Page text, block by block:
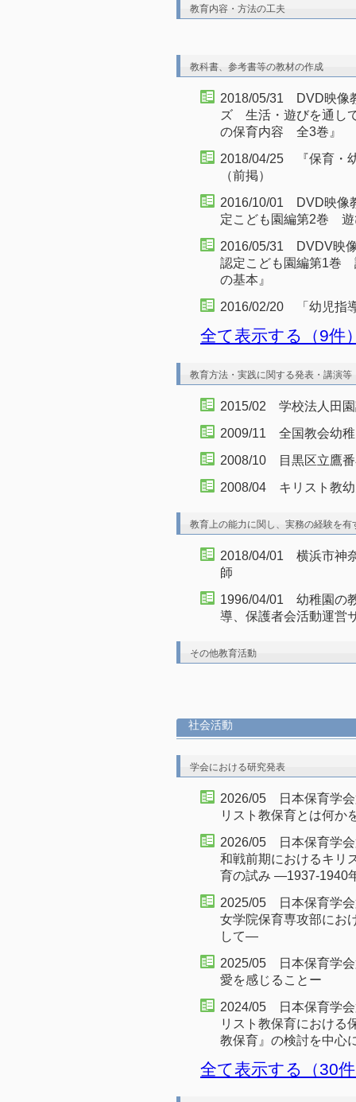
教育内容・方法の工夫
教科書、参考書等の教材の作成
2018/05/31 DVD映像
ズ 生活・遊びを通し
の保育内容 全3巻』
2018/04/25 『保育・
（前掲）
2016/10/01 DVD映像
定こども園編第2巻 遊
2016/05/31 DVDV映
認定こども園編第1巻
の基本』
2016/02/20 「幼児指
全て表示する（9件
教育方法・実践に関する発表・講演等
2015/02 学校法人田園
2009/11 全国教会幼稚
2008/10 目黒区立鷹番
2008/04 キリスト教幼
教育上の能力に関し、実務の経験を
2018/04/01 横浜市神
師
1996/04/01 幼稚園の
導、保護者会活動運営
その他教育活動
社会活動
学会における研究発表
2026/05 日本保育学
リスト教保育とは何か
2026/05 日本保育学
和戦前期におけるキリ
育の試み ―1937‐1940
2025/05 日本保育学
女学院保育専攻部にお
して―
2025/05 日本保育学
愛を感じることー
2024/05 日本保育学
リスト教保育におけ
教保育』の検討を中心
全て表示する（30